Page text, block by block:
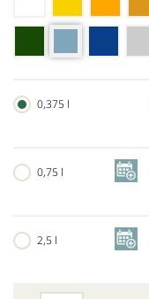
0,375 l
0,75 l
2,5 l